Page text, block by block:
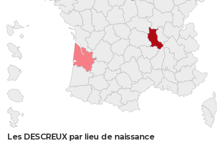
Les DESCREUX par lieu de naissance